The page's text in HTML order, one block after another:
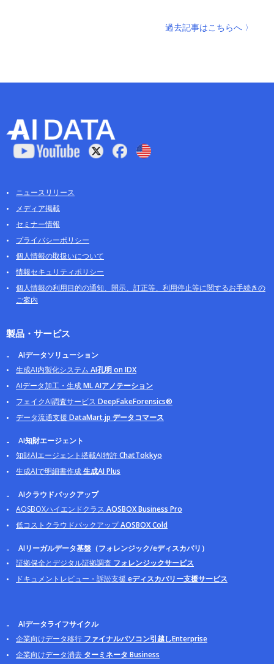
過去記事はこちらへ 〉
ニュースリリース
メディア掲載
セミナー情報
プライバシーポリシー
個人情報の取扱いについて
情報セキュリティポリシー
個人情報の利用目的の通知、開示、訂正等、利用停止等に関するお手続きの
ご案内
製品・サービス
AIデータソリューション
生成AI内製化システム AI孔明 on IDX
AIデータ加工・生成ML AIアノテーション
フェイクAI調査サービス DeepFakeForensics®
データ流通支援 DataMart.jp データコマース
AI知財エージェント
知財AIエージェント搭載AI特許ChatTokkyo
生成AIで明細書作成生成AI Plus
AIクラウドバックアップ
AOSBOXハイエンドクラス AOSBOX Business Pro
低コストクラウドバックアップAOSBOX Cold
AIリーガルデータ基盤（フォレンジック/eディスカバリ）
証拠保全とデジタル証拠調査 フォレンジックサービス
ドキュメントレビュー・訴訟支援 eディスカバリー支援サービス
AIデータライフサイクル
企業向けデータ移行 ファイナルパソコン引越しEnterprise
企業向けデータ消去 ターミネータ Business